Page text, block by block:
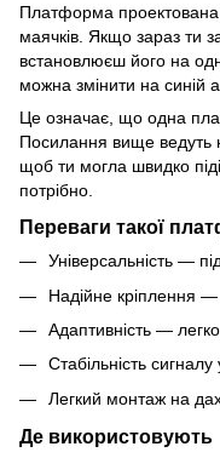
Платформа проектована
маячків. Якщо зараз ти
встановлюєш його на
можна змінити на синій
Це означає, що одна
Посилання вище ведуть
щоб ти могла швидко
потрібно.
Переваги такої
Універсальність —
Надійне кріплення —
Адаптивність —
Стабільність
Легкий монтаж на
Де використовують